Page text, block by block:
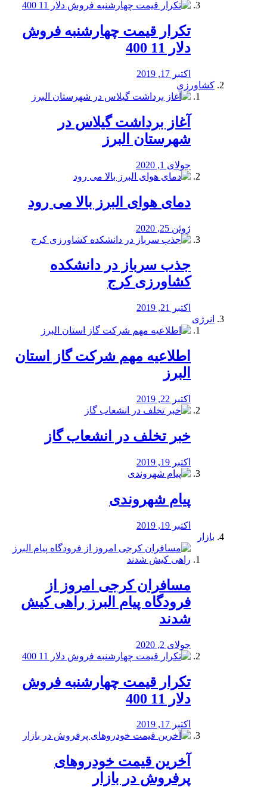
تکرار قیمت چهارشنبه فروش
دلار 11 400
اکتبر 17, 2019
کشاورزی
آغاز برداشت گیلاس در
شهرستان البرز
جولای 1, 2020
دمای هوای البرز بالا می رود
ژوئن 25, 2020
جذب سرباز در دانشکده
کشاورزی کرج
اکتبر 21, 2019
انرژی
️اطلاعیه مهم شرکت گاز استان
البرز
اکتبر 22, 2019
خبر تخلف در انشعاب گاز
اکتبر 19, 2019
پیام شهروندی
اکتبر 19, 2019
بازار
مسافران کرجی امروز از
فرودگاه پیام البرز راهی کیش
شدند
جولای 2, 2020
تکرار قیمت چهارشنبه فروش
دلار 11 400
اکتبر 17, 2019
آخرین قیمت خودرو‌های
پرفروش در بازار